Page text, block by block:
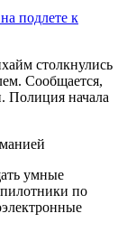
подлете к
столкнулись
Сообщается,
Полиция начала
умные
по